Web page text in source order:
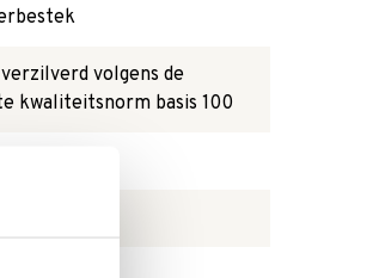
volgens de
kwaliteitsnorm basis 100